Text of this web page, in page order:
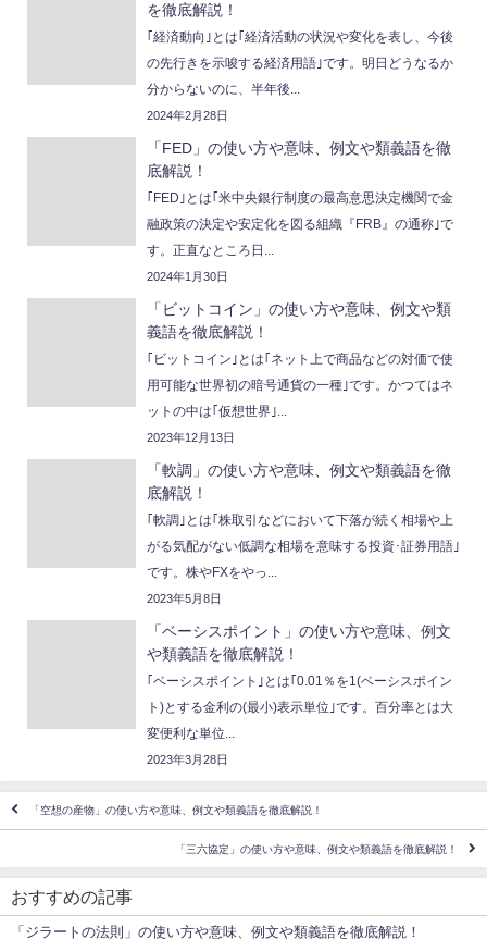
を徹底解説！
｢経済動向｣とは｢経済活動の状況や変化を表し、今後
の先行きを示唆する経済用語｣です。明日どうなるか
分からないのに、半年後...
2024年2月28日
「FED」の使い方や意味、例文や類義語を徹
底解説！
｢FED｣とは｢米中央銀行制度の最高意思決定機関で金
融政策の決定や安定化を図る組織『FRB』の通称｣で
す。正直なところ日...
2024年1月30日
「ビットコイン」の使い方や意味、例文や類
義語を徹底解説！
｢ビットコイン｣とは｢ネット上で商品などの対価で使
用可能な世界初の暗号通貨の一種｣です。かつてはネ
ットの中は｢仮想世界｣...
2023年12月13日
「軟調」の使い方や意味、例文や類義語を徹
底解説！
｢軟調｣とは｢株取引などにおいて下落が続く相場や上
がる気配がない低調な相場を意味する投資･証券用語｣
です。株やFXをやっ...
2023年5月8日
「ベーシスポイント」の使い方や意味、例文
や類義語を徹底解説！
｢ベーシスポイント｣とは｢0.01％を1(ベーシスポイン
ト)とする金利の(最小)表示単位｣です。百分率とは大
変便利な単位...
2023年3月28日
「空想の産物」の使い方や意味、例文や類義語を徹底解説！
「三六協定」の使い方や意味、例文や類義語を徹底解説！
おすすめの記事
「ジラートの法則」の使い方や意味、例文や類義語を徹底解説！